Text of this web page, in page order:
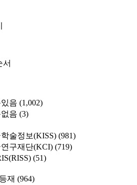
서
음 (1,002)
음 (3)
술정보(KISS) (981)
구재단(KCI) (719)
(51)
재 (964)